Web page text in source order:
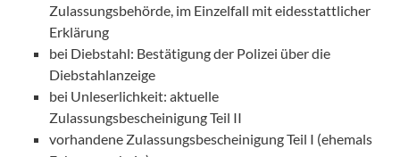
Zulassungsbehörde, im Einzelfall mit eidesstattlicher
Erklärung
bei Diebstahl: Bestätigung der Polizei über die
Diebstahlanzeige
bei Unleserlichkeit: aktuelle
Zulassungsbescheinigung Teil II
vorhandene Zulassungsbescheinigung Teil I (ehemals